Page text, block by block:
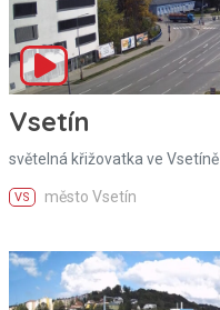
Vsetín
světelná křižovatka ve Vsetíně
VS město Vsetín